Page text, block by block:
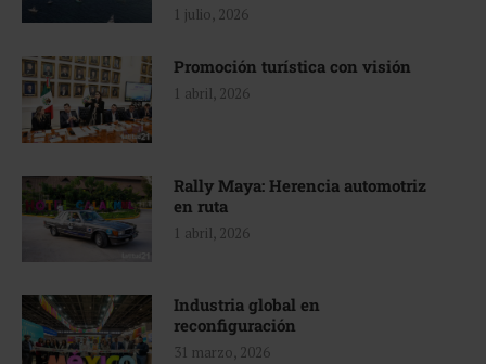
1 julio, 2026
Promoción turística con visión
1 abril, 2026
Rally Maya: Herencia automotriz
en ruta
1 abril, 2026
Industria global en
reconfiguración
31 marzo, 2026